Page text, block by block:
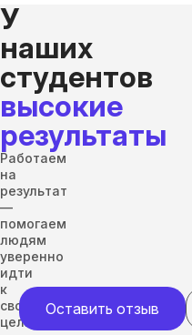
У
наших
студентов
высокие
результаты
Работаем
на
результат
—
помогаем
людям
уверенно
идти
к
своим
целям
Оставить отзыв